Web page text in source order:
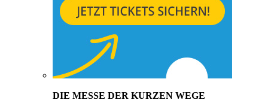
DIE MESSE DER KURZEN WEGE